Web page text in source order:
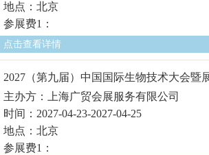
地点：北京
参展费1：
点击查看详情
2027（第九届）中国国际生物技术大会暨
主办方：上海广贸会展服务有限公司
时间：2027-04-23-2027-04-25
地点：北京
参展费1：